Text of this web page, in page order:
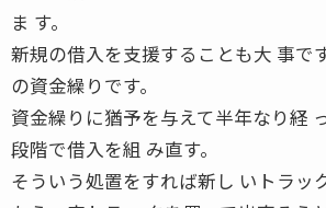
ま す。
新規の借入を支援することも大 事で
の資金繰りです。
資金繰りに猶予を与えて半年なり経
段階で借入を組 み直す。
そういう処置をすれば新し いトラッ